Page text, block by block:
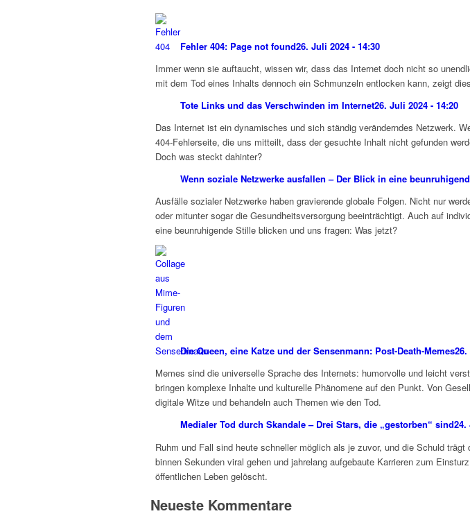
Fehler 404: Page not found26. Juli 2024 - 14:30
Immer wenn sie auftaucht, wissen wir, dass das Internet doch nicht so
mit dem Tod eines Inhalts dennoch ein Schmunzeln entlocken kann, zeigt
Tote Links und das Verschwinden im Internet26. Juli 2024 - 14:20
Das Internet ist ein dynamisches und sich ständig veränderndes Netzwerk.
404-Fehlerseite, die uns mitteilt, dass der gesuchte Inhalt nicht gefunden
Doch was steckt dahinter?
Wenn soziale Netzwerke ausfallen – Der Blick in eine
Ausfälle sozialer Netzwerke haben gravierende globale Folgen. Nicht nur
oder mitunter sogar die Gesundheitsversorgung beeinträchtigt. Auch auf
eine beunruhigende Stille blicken und uns fragen: Was jetzt?
Die Queen, eine Katze und der Sensenmann: Post-Death-Memes26.
Memes sind die universelle Sprache des Internets: humorvolle und leicht
bringen komplexe Inhalte und kulturelle Phänomene auf den Punkt. Von
digitale Witze und behandeln auch Themen wie den Tod.
Medialer Tod durch Skandale – Drei Stars, die „gestorben“ sind24.
Ruhm und Fall sind heute schneller möglich als je zuvor, und die Schuld
binnen Sekunden viral gehen und jahrelang aufgebaute Karrieren zum
öffentlichen Leben gelöscht.
Neueste Kommentare